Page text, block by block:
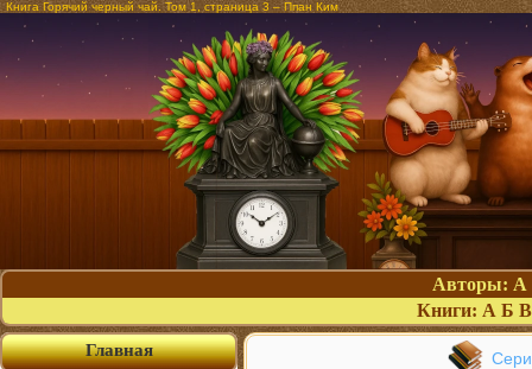
Книга Горячий черный чай. Том 1, страница 3 – Ппан Ким
Авторы: А
Книги: А Б В
Главная